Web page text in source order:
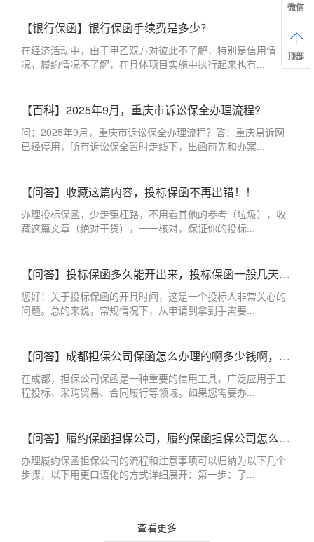
【银行保函】银行保函手续费是多少？
在经济活动中，由于甲乙双方对彼此不了解，特别是信用情
况，履约情况不了解，在具体项目实施中执行起来也有...
【百科】2025年9月，重庆市诉讼保全办理流程?
问：2025年9月，重庆市诉讼保全办理流程？答：重庆易诉网
已经停用，所有诉讼保全暂时走线下，出函前先和办案...
【问答】收藏这篇内容，投标保函不再出错！！
办理投标保函，少走冤枉路，不用看其他的参考（垃圾），收
藏这篇文章（绝对干货），一一核对，保证你的投标...
【问答】投标保函多久能开出来，投标保函一般几天出来？
您好！关于投标保函的开具时间，这是一个投标人非常关心的
问题。总的来说，常规情况下，从申请到拿到手需要...
【问答】成都担保公司保函怎么办理的啊多少钱啊，成都办理保函的担保公司
在成都，担保公司保函是一种重要的信用工具，广泛应用于工
程投标、采购贸易、合同履行等领域。如果您需要办...
【问答】履约保函担保公司，履约保函担保公司怎么办理
办理履约保函担保公司的流程和注意事项可以归纳为以下几个
步骤，以下用更口语化的方式详细展开：第一步：了...
查看更多
微信
顶部